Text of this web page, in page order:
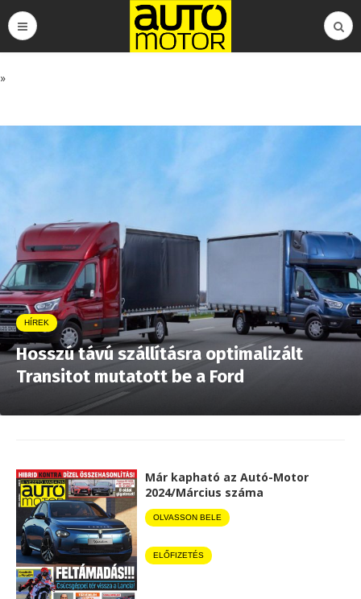
»
HÍREK
Hosszú távú szállításra optimalizált
Transitot mutatott be a Ford
Már kapható az Autó-Motor
2024/Március száma
OLVASSON BELE
ELŐFIZETÉS